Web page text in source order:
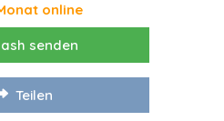
online
senden
Teilen